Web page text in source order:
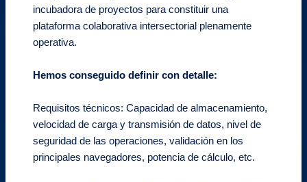
incubadora de proyectos para constituir una
plataforma colaborativa intersectorial plenamente
operativa.
Hemos conseguido definir con detalle:
Requisitos técnicos: Capacidad de almacenamiento,
velocidad de carga y transmisión de datos, nivel de
seguridad de las operaciones, validación en los
principales navegadores, potencia de cálculo, etc.